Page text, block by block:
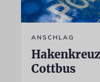
ANSCHLAG
Cottbus